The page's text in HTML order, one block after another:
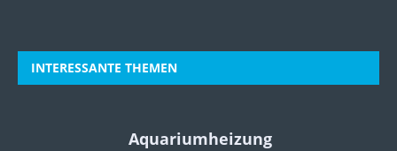
INTERESSANTE THEMEN
Aquariumheizung